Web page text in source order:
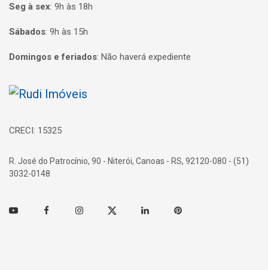
Seg à sex: 9h às 18h
Sábados: 9h às 15h
Domingos e feriados: Não haverá expediente
Página inicial
CRECI: 15325
R. José do Patrocínio, 90 - Niterói, Canoas - RS, 92120-080 - (51)
3032-0148
Youtube FacebookInstagramTwitter Linkedin Pinterest